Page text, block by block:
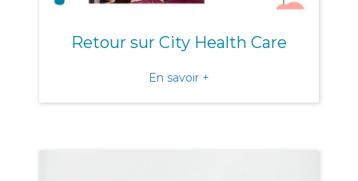
Retour sur City Health Care
En savoir +